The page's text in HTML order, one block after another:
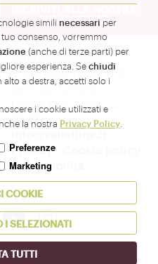
simili necessari per
consenso, vorremmo
(anche di terze parti) per
esperienza. Sechiudi
alto a destra, accetti solo i
i cookie utilizzati e
la nostra Privacy Policy
Preferenze
Marketing
COOKIE
I SELEZIONATI
TUTTI
ISCRIVITI ALLA NOSTRA
NEWSLETTER
Amministrazione
Provinciale di Sondrio -
Servizio Turismo
Corso XXV Aprile, 22 -
23100 Sondrio -
info@valtellina.it-
Privacy-
Accessibilità
su